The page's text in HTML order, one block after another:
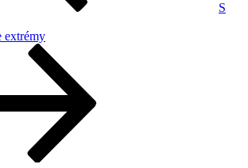
S
extrémy